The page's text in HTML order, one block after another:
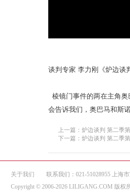
谈判专家 李力刚《炉边谈
棱镜门事件的两在主角
会告诉我们，奥巴马和斯
上一篇：炉边谈判 第二季
下一篇：炉边谈判 第二季
关于我们
联系我们：021-51028955 上海
Copyright © 2006-2026 LILIGANG.COM 版权